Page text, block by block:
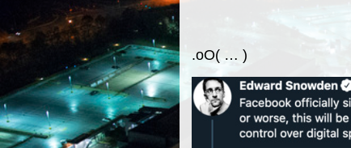
.oO( … )